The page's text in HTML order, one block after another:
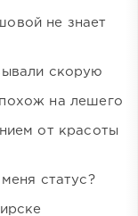
не знает
скорую
на лешего
от красоты
статус?